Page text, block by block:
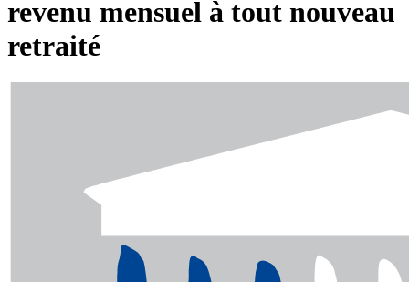
revenu mensuel à tout nouveau
retraité